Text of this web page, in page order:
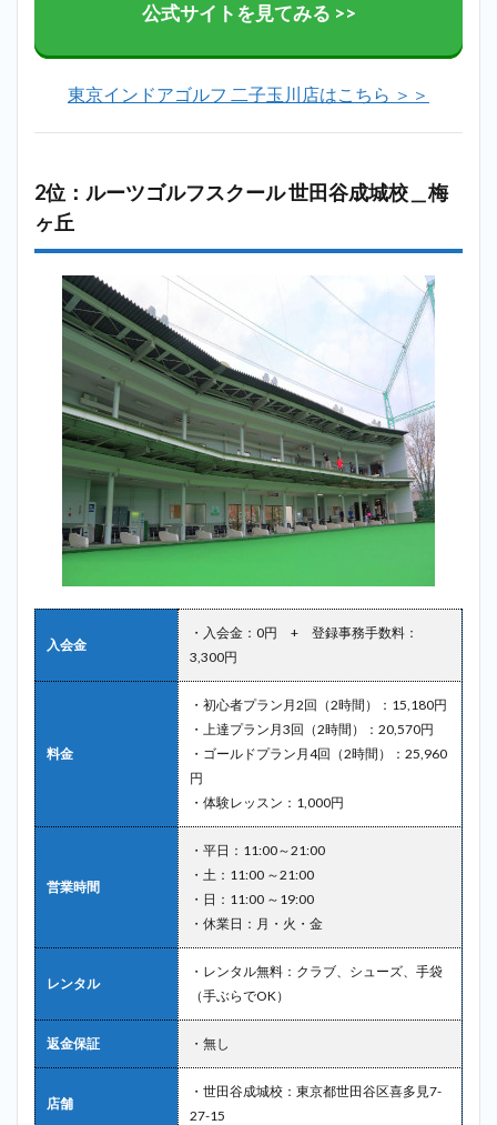
公式サイトを見てみる >>
東京インドアゴルフ 二子玉川店はこちら ＞＞
2位：ルーツゴルフスクール 世田谷成城校＿梅
ヶ丘
入会金
・入会金：0円 + 登録事務手数料：
3,300円
料金
・初心者プラン月2回（2時間）：15,180円
・上達プラン月3回（2時間）：20,570円
・ゴールドプラン月4回（2時間）：25,960
円
・体験レッスン：1,000円
営業時間
・平日：11:00～21:00
・土：11:00 ～21:00
・日：11:00 ～19:00
・休業日：月・火・金
レンタル
・レンタル無料：クラブ、シューズ、手袋
（手ぶらでOK）
返金保証 ・無し
店舗
・世田谷成城校：東京都世田谷区喜多見7-
27-15